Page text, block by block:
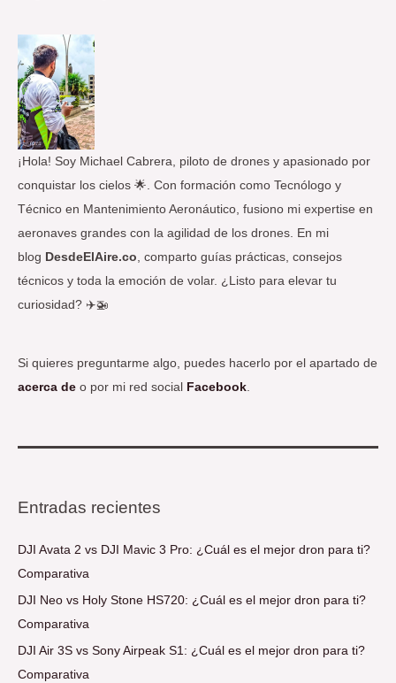
r
p
o
r
:
¡Hola! Soy Michael Cabrera, piloto de drones y apasionado por
conquistar los cielos 🌟. Con formación como Tecnólogo y
Técnico en Mantenimiento Aeronáutico, fusiono mi expertise en
aeronaves grandes con la agilidad de los drones. En mi
blog DesdeElAire.co, comparto guías prácticas, consejos
técnicos y toda la emoción de volar. ¿Listo para elevar tu
curiosidad? ✈️🚁
Si quieres preguntarme algo, puedes hacerlo por el apartado de
acerca de o por mi red social Facebook
Entradas recientes
DJI Avata 2 vs DJI Mavic 3 Pro: ¿Cuál es el mejor dron para ti?
Comparativa
DJI Neo vs Holy Stone HS720: ¿Cuál es el mejor dron para ti?
Comparativa
DJI Air 3S vs Sony Airpeak S1: ¿Cuál es el mejor dron para ti?
Comparativa